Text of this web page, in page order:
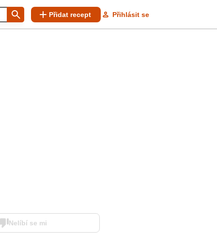
Přidat recept Přihlásit se
Nelíbí se mi